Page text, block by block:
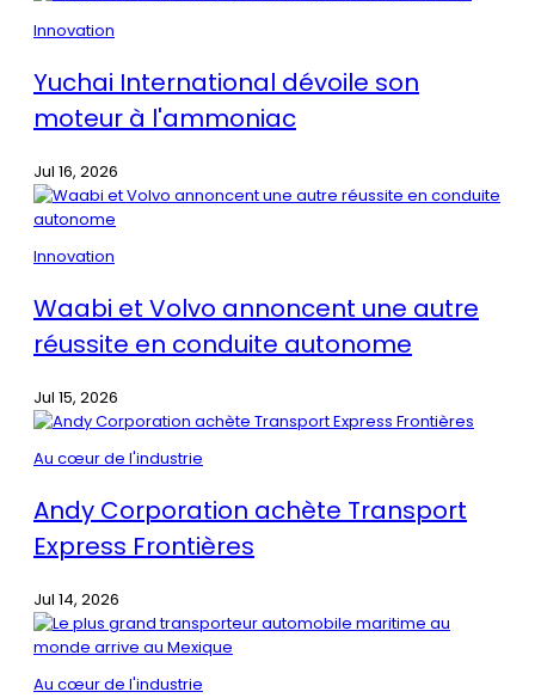
Innovation
Yuchai International dévoile son
moteur à l'ammoniac
Jul 16, 2026
Innovation
Waabi et Volvo annoncent une autre
réussite en conduite autonome
Jul 15, 2026
Au cœur de l'industrie
Andy Corporation achète Transport
Express Frontières
Jul 14, 2026
Au cœur de l'industrie